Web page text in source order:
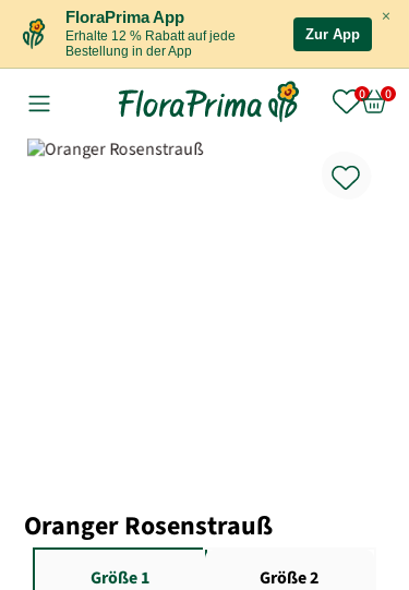
×
FloraPrima App
Erhalte 12 % Rabatt auf jede
Bestellung in der App
Zur App
Oranger Rosenstrauß
Größe 1
Größe 2